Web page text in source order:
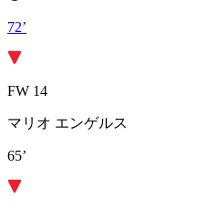
72’
FW 14
マリオ エンゲルス
65’